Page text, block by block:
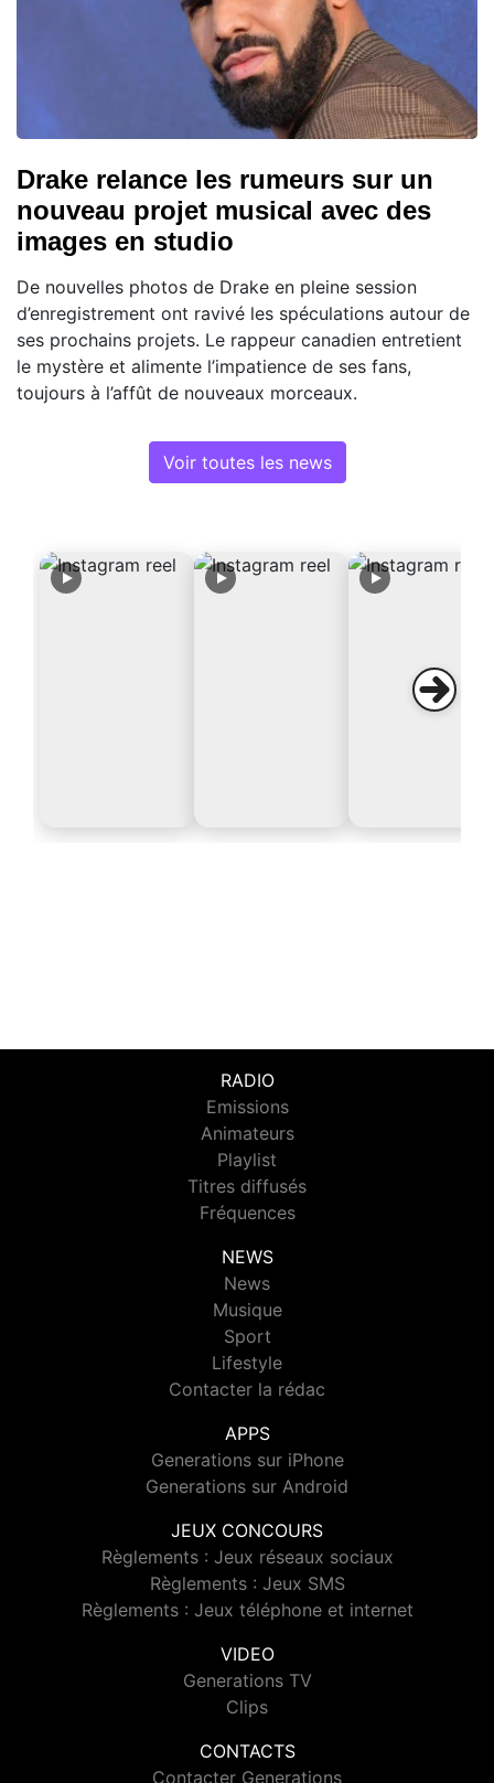
Drake relance les rumeurs sur un
nouveau projet musical avec des
images en studio
De nouvelles photos de Drake en pleine session
d’enregistrement ont ravivé les spéculations autour de
ses prochains projets. Le rappeur canadien entretient
le mystère et alimente l’impatience de ses fans,
toujours à l’affût de nouveaux morceaux.
Voir toutes les news
RADIO
Emissions
Animateurs
Playlist
Titres diffusés
Fréquences
NEWS
News
Musique
Sport
Lifestyle
Contacter la rédac
APPS
Generations sur iPhone
Generations sur Android
JEUX CONCOURS
Règlements : Jeux réseaux sociaux
Règlements : Jeux SMS
Règlements : Jeux téléphone et internet
VIDEO
Generations TV
Clips
CONTACTS
Contacter Generations